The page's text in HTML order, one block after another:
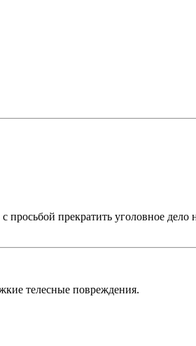
просьбой прекратить уголовное
телесные повреждения.